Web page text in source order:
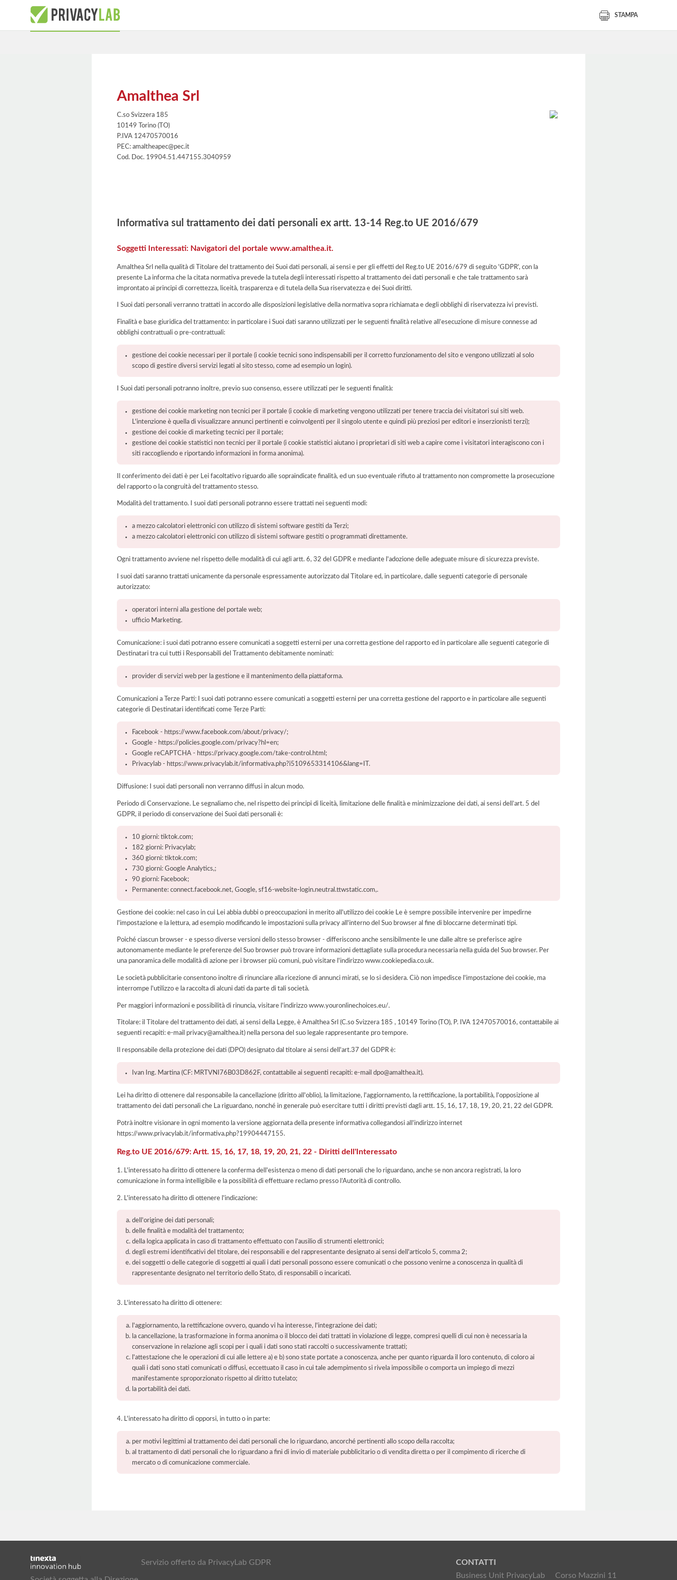
STAMPA
Amalthea Srl
C.so Svizzera 185
10149 Torino (TO)
P.IVA 12470570016
PEC: amaltheapec@pec.it
Cod. Doc. 19904.51.447155.3040959
Informativa sul trattamento dei dati personali ex artt. 13-14 Reg.to UE 2016/679
Soggetti Interessati: Navigatori del portale www.amalthea.it.
Amalthea Srl nella qualità di Titolare del trattamento dei Suoi dati personali, ai sensi e per gli effetti del Reg.to UE 2016/679 di seguito 'GDPR', con la
presente La informa che la citata normativa prevede la tutela degli interessati rispetto al trattamento dei dati personali e che tale trattamento sarà
improntato ai principi di correttezza, liceità, trasparenza e di tutela della Sua riservatezza e dei Suoi diritti.
I Suoi dati personali verranno trattati in accordo alle disposizioni legislative della normativa sopra richiamata e degli obblighi di riservatezza ivi previsti.
Finalità e base giuridica del trattamento: in particolare i Suoi dati saranno utilizzati per le seguenti finalità relative all’esecuzione di misure connesse ad
obblighi contrattuali o pre-contrattuali:
gestione dei cookie necessari per il portale (i cookie tecnici sono indispensabili per il corretto funzionamento del sito e vengono utilizzati al solo
scopo di gestire diversi servizi legati al sito stesso, come ad esempio un login).
I Suoi dati personali potranno inoltre, previo suo consenso, essere utilizzati per le seguenti finalità:
gestione dei cookie marketing non tecnici per il portale (i cookie di marketing vengono utilizzati per tenere traccia dei visitatori sui siti web.
L'intenzione è quella di visualizzare annunci pertinenti e coinvolgenti per il singolo utente e quindi più preziosi per editori e inserzionisti terzi);
gestione dei cookie di marketing tecnici per il portale;
gestione dei cookie statistici non tecnici per il portale (i cookie statistici aiutano i proprietari di siti web a capire come i visitatori interagiscono con i
siti raccogliendo e riportando informazioni in forma anonima).
Il conferimento dei dati è per Lei facoltativo riguardo alle sopraindicate finalità, ed un suo eventuale rifiuto al trattamento non compromette la prosecuzione
del rapporto o la congruità del trattamento stesso.
Modalità del trattamento. I suoi dati personali potranno essere trattati nei seguenti modi:
a mezzo calcolatori elettronici con utilizzo di sistemi software gestiti da Terzi;
a mezzo calcolatori elettronici con utilizzo di sistemi software gestiti o programmati direttamente.
Ogni trattamento avviene nel rispetto delle modalità di cui agli artt. 6, 32 del GDPR e mediante l'adozione delle adeguate misure di sicurezza previste.
I suoi dati saranno trattati unicamente da personale espressamente autorizzato dal Titolare ed, in particolare, dalle seguenti categorie di personale
autorizzato:
operatori interni alla gestione del portale web;
ufficio Marketing.
Comunicazione: i suoi dati potranno essere comunicati a soggetti esterni per una corretta gestione del rapporto ed in particolare alle seguenti categorie di
Destinatari tra cui tutti i Responsabili del Trattamento debitamente nominati:
provider di servizi web per la gestione e il mantenimento della piattaforma.
Comunicazioni a Terze Parti: I suoi dati potranno essere comunicati a soggetti esterni per una corretta gestione del rapporto e in particolare alle seguenti
categorie di Destinatari identificati come Terze Parti:
Facebook - https://www.facebook.com/about/privacy/;
Google - https://policies.google.com/privacy?hl=en;
Google reCAPTCHA - https://privacy.google.com/take-control.html;
Privacylab - https://www.privacylab.it/informativa.php?i5109653314106&lang=IT.
Diffusione: I suoi dati personali non verranno diffusi in alcun modo.
Periodo di Conservazione. Le segnaliamo che, nel rispetto dei principi di liceità, limitazione delle finalità e minimizzazione dei dati, ai sensi dell’art. 5 del
GDPR, il periodo di conservazione dei Suoi dati personali è:
10 giorni: tiktok.com;
182 giorni: Privacylab;
360 giorni: tiktok.com;
730 giorni: Google Analytics,;
90 giorni: Facebook;
Permanente: connect.facebook.net, Google, sf16-website-login.neutral.ttwstatic.com,.
Gestione dei cookie: nel caso in cui Lei abbia dubbi o preoccupazioni in merito all'utilizzo dei cookie Le è sempre possibile intervenire per impedirne
l'impostazione e la lettura, ad esempio modificando le impostazioni sulla privacy all'interno del Suo browser al fine di bloccarne determinati tipi.
Poiché ciascun browser - e spesso diverse versioni dello stesso browser - differiscono anche sensibilmente le une dalle altre se preferisce agire
autonomamente mediante le preferenze del Suo browser può trovare informazioni dettagliate sulla procedura necessaria nella guida del Suo browser. Per
una panoramica delle modalità di azione per i browser più comuni, può visitare l'indirizzo www.cookiepedia.co.uk.
Le società pubblicitarie consentono inoltre di rinunciare alla ricezione di annunci mirati, se lo si desidera. Ciò non impedisce l'impostazione dei cookie, ma
interrompe l'utilizzo e la raccolta di alcuni dati da parte di tali società.
Per maggiori informazioni e possibilità di rinuncia, visitare l'indirizzo www.youronlinechoices.eu/.
Titolare: il Titolare del trattamento dei dati, ai sensi della Legge, è Amalthea Srl (C.so Svizzera 185 , 10149 Torino (TO), P. IVA 12470570016, contattabile ai
seguenti recapiti: e-mail privacy@amalthea.it) nella persona del suo legale rappresentante pro tempore.
Il responsabile della protezione dei dati (DPO) designato dal titolare ai sensi dell'art.37 del GDPR è:
Ivan Ing. Martina (CF: MRTVNI76B03D862F, contattabile ai seguenti recapiti: e-mail dpo@amalthea.it).
Lei ha diritto di ottenere dal responsabile la cancellazione (diritto all'oblio), la limitazione, l'aggiornamento, la rettificazione, la portabilità, l'opposizione al
trattamento dei dati personali che La riguardano, nonché in generale può esercitare tutti i diritti previsti dagli artt. 15, 16, 17, 18, 19, 20, 21, 22 del GDPR.
Potrà inoltre visionare in ogni momento la versione aggiornata della presente informativa collegandosi all'indirizzo internet
https://www.privacylab.it/informativa.php?19904447155.
Reg.to UE 2016/679: Artt. 15, 16, 17, 18, 19, 20, 21, 22 - Diritti dell'Interessato
1. L'interessato ha diritto di ottenere la conferma dell'esistenza o meno di dati personali che lo riguardano, anche se non ancora registrati, la loro
comunicazione in forma intelligibile e la possibilità di effettuare reclamo presso l’Autorità di controllo.
2. L'interessato ha diritto di ottenere l'indicazione:
dell'origine dei dati personali;
delle finalità e modalità del trattamento;
della logica applicata in caso di trattamento effettuato con l'ausilio di strumenti elettronici;
degli estremi identificativi del titolare, dei responsabili e del rappresentante designato ai sensi dell'articolo 5, comma 2;
dei soggetti o delle categorie di soggetti ai quali i dati personali possono essere comunicati o che possono venirne a conoscenza in qualità di
rappresentante designato nel territorio dello Stato, di responsabili o incaricati.
3. L'interessato ha diritto di ottenere:
l'aggiornamento, la rettificazione ovvero, quando vi ha interesse, l'integrazione dei dati;
la cancellazione, la trasformazione in forma anonima o il blocco dei dati trattati in violazione di legge, compresi quelli di cui non è necessaria la
conservazione in relazione agli scopi per i quali i dati sono stati raccolti o successivamente trattati;
l'attestazione che le operazioni di cui alle lettere a) e b) sono state portate a conoscenza, anche per quanto riguarda il loro contenuto, di coloro ai
quali i dati sono stati comunicati o diffusi, eccettuato il caso in cui tale adempimento si rivela impossibile o comporta un impiego di mezzi
manifestamente sproporzionato rispetto al diritto tutelato;
la portabilità dei dati.
4. L'interessato ha diritto di opporsi, in tutto o in parte:
per motivi legittimi al trattamento dei dati personali che lo riguardano, ancorché pertinenti allo scopo della raccolta;
al trattamento di dati personali che lo riguardano a fini di invio di materiale pubblicitario o di vendita diretta o per il compimento di ricerche di
mercato o di comunicazione commerciale.
Servizio offerto da PrivacyLab GDPR
CONTATTI
Business Unit PrivacyLab
Corso Mazzini 11